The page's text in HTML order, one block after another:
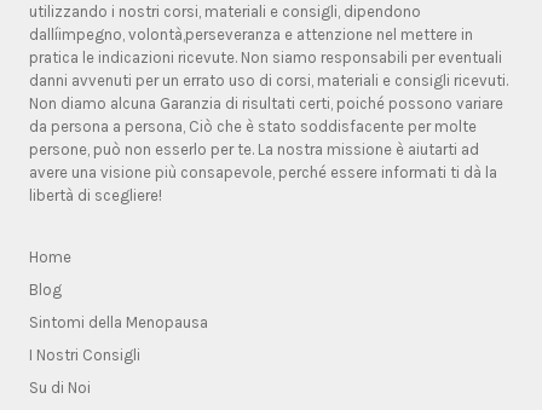
utilizzando i nostri corsi, materiali e consigli, dipendono
dallíimpegno, volontà,perseveranza e attenzione nel mettere in
pratica le indicazioni ricevute. Non siamo responsabili per eventuali
danni avvenuti per un errato uso di corsi, materiali e consigli ricevuti.
Non diamo alcuna Garanzia di risultati certi, poiché possono variare
da persona a persona, Ciò che è stato soddisfacente per molte
persone, può non esserlo per te. La nostra missione è aiutarti ad
avere una visione più consapevole, perché essere informati ti dà la
libertà di scegliere!
Home
Blog
Sintomi della Menopausa
I Nostri Consigli
Su di Noi